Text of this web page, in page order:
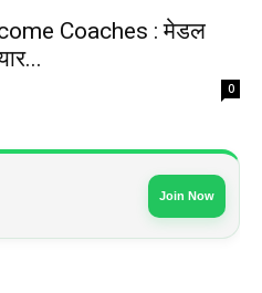
Coaches : मेडल
0
Join Now